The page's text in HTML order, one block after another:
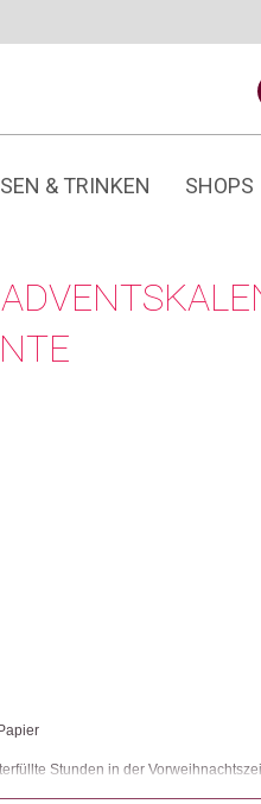
& TRINKEN SHOPS
Stunden in der
Licht und Wärme. Der